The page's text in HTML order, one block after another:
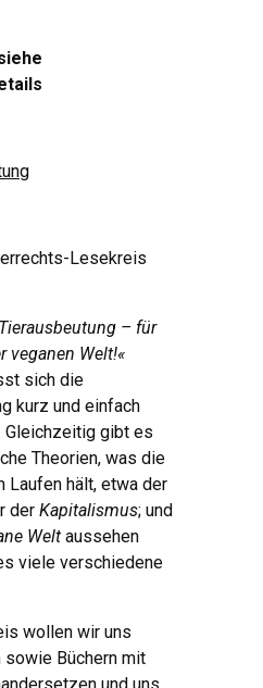
Lesekreis
– für
veganen Welt!«
sich die
kurz und einfach
Gleichzeitig gibt es
Theorien, was die
Laufen hält, etwa der
der Kapitalismus; und
Welt aussehen
viele verschiedene
wollen wir uns
sowie Büchern mit